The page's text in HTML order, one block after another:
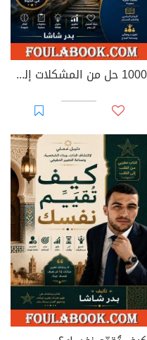
1000 حل من المشكلات إلى السعادة والنجاح